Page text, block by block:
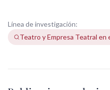
Línea de investigación:
Teatro y Empresa Teatral en